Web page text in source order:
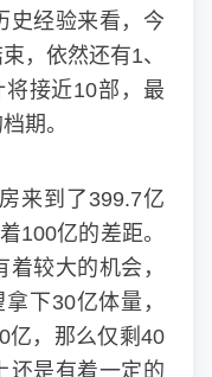
史经验来看，今
，依然还有1、
接近10部，最
期。
来到了399.7亿
100亿的差距。
较大的机会，
下30亿体量，
亿，那么仅剩40
还是有着一定的